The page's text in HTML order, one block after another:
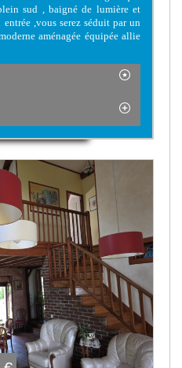
sud , baigné de lumière et
,vous serez séduit par un
aménagée équipée allie